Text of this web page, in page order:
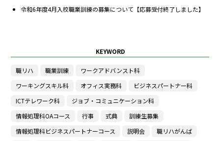
令和6年度4月入校職業訓練の募集について【応募受付終了しました】
KEYWORD
職リハ 職業訓練
ワークアドバンスト科
ワーキングスキル科
オフィス実務科
ビジネスパートナー科
ICTテレワーク科
ジョブ・コミュニケーション科
情報処理科OAコース
行事 式典
訓練生募集
情報処理科ビジネスパートナーコース
説明会
職リハがんば